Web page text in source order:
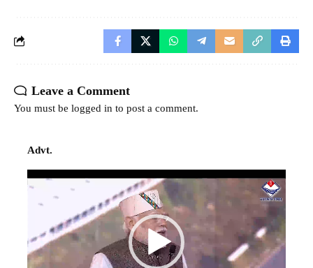
Leave a Comment
You must be logged in to post a comment.
Advt.
Video